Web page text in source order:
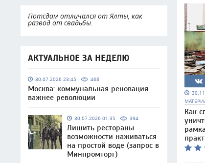
Потсдам отличался от Ялты, как
развод от свадьбы.
АКТУАЛЬНОЕ ЗА НЕДЕЛЮ
30.07.2026 23:45 468
Москва: коммунальная реновация
важнее революции
30.07.2026 01:35 394
Лишить рестораны
возможности наживаться
на простой воде (запрос в
Минпромторг)
Как